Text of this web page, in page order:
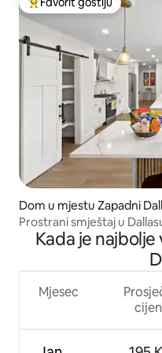
Glavni favorit gostiju
Dom u mjestu Zapadni
Prostrani smještaj u
Kada je
Mjesec